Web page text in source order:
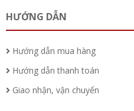
HƯỚNG DẪN
Hướng dẫn mua hàng
Hướng dẫn thanh toán
Giao nhận, vận chuyển